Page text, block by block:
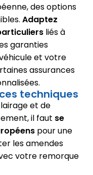
des options
Adaptez
liés à
garanties
et votre
assurances
techniques
et de
il faut se
pour une
les amendes
votre remorque